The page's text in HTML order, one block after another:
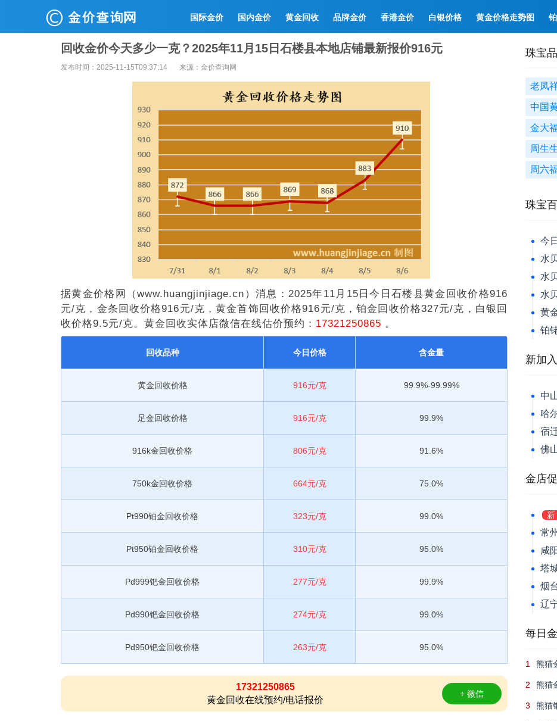
国际金价 国内金价 黄金回收 品牌金价 香港金价 白银价格 黄金价格走势图
回收金价今天多少一克？2025年11月15日石楼县本地店铺最新报价916元
发布时间：2025-11-15T09:37:14 来源：金价查询网
据黄金价格网（www.huangjinjiage.cn）消息：2025年11月15日今日石楼县黄金回收价格916
元/克，金条回收价格916元/克，黄金首饰回收价格916元/克，铂金回收价格327元/克，白银回
收价格9.5元/克。黄金回收实体店微信在线估价预约： 17321250865 。
回收品种 今日价格 含金量
黄金回收价格 916元/克 99.9%-99.99%
足金回收价格 916元/克 99.9%
916k金回收价格 806元/克 91.6%
750k金回收价格 664元/克 75.0%
Pt990铂金回收价格 323元/克 99.0%
Pt950铂金回收价格 310元/克 95.0%
Pd999钯金回收价格 277元/克 99.9%
Pd990钯金回收价格 274元/克 99.0%
Pd950钯金回收价格 263元/克 95.0%
17321250865
黄金回收在线预约/电话报价
+ 微信
珠宝
老凤
中国
金大
周生
周六
珠宝
今
水
水
水
黄
铂
新加
中
哈
宿
佛
金店
新
价
常
元
咸
克
塔
克
烟
换1
辽
每日
1 熊猫
2 熊猫
3
熊猫